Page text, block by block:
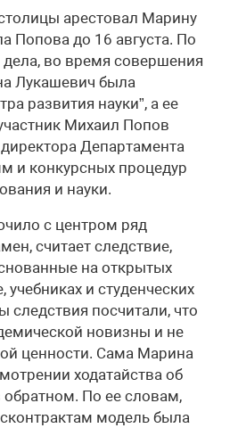
арестовал Марину
Попова до 16 августа. По
во время совершения
Лукашевич была
развития науки”, а ее
Михаил Попов
Департамента
и конкурсных процедур
и науки.
с центром ряд
считает следствие,
на открытых
учебниках и студенческих
следствия посчитали, что
новизны и не
ценности. Сама Марина
ходатайства об
обратном. По ее словам,
модель была